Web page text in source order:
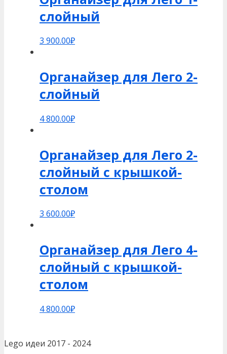
слойный
3 900.00₽
Органайзер для Лего 2-
слойный
4 800.00₽
Органайзер для Лего 2-
слойный c крышкой-
столом
3 600.00₽
Органайзер для Лего 4-
слойный c крышкой-
столом
4 800.00₽
Lego идеи 2017 - 2024